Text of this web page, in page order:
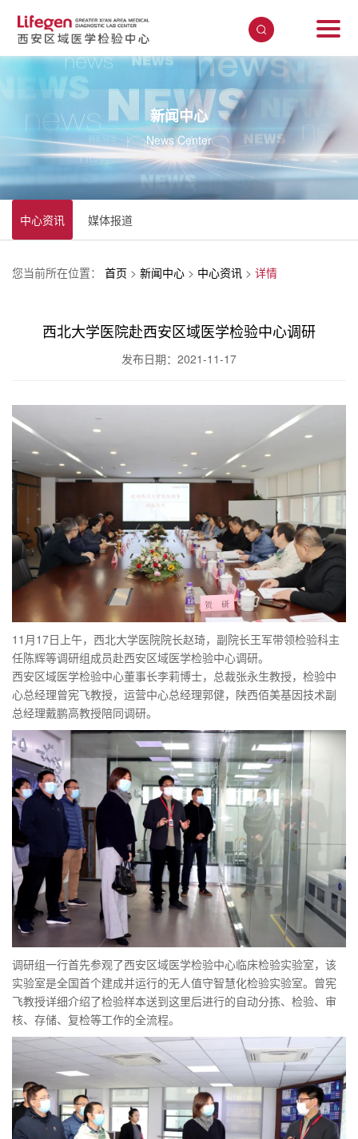
新闻中心
News Center
中心资讯 媒体报道
您当前所在位置： 首页 > 新闻中心 > 中心资讯 > 详情
西北大学医院赴西安区域医学检验中心调研
发布日期：2021-11-17
11月17日上午，西北大学医院院长赵琦，副院长王军带领检验科主
任陈辉等调研组成员赴西安区域医学检验中心调研。
西安区域医学检验中心董事长李莉博士，总裁张永生教授，检验中
心总经理曾宪飞教授，运营中心总经理郭健，陕西佰美基因技术副
总经理戴鹏高教授陪同调研。
调研组一行首先参观了西安区域医学检验中心临床检验实验室，该
实验室是全国首个建成并运行的无人值守智慧化检验实验室。曾宪
飞教授详细介绍了检验样本送到这里后进行的自动分拣、检验、审
核、存储、复检等工作的全流程。